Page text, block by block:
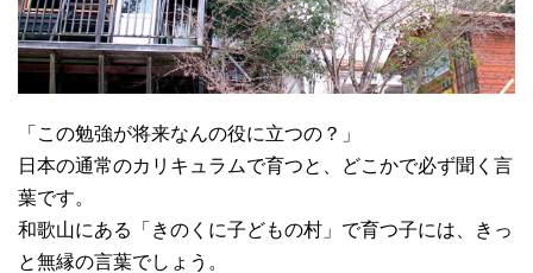
「この勉強が将来なんの役に立つの？」
日本の通常のカリキュラムで育つと、どこかで必ず聞く言
葉です。
和歌山にある「きのくに子どもの村」で育つ子には、きっ
と無縁の言葉でしょう。